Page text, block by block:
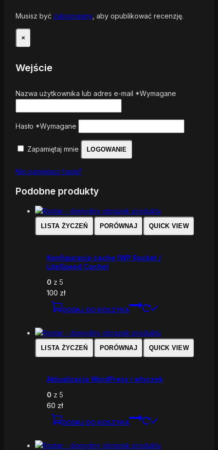
Musisz być zalogowany, aby opublikować recenzję.
×
Wejście
Nazwa użytkownika lub adres e-mail *Wymagane
Hasło *Wymagane
Zapamiętaj mnie LOGOWANIE
Nie pamiętasz hasła?
Podobne produkty
LISTA ŻYCZEŃ PORÓWNAJ QUICK VIEW
Konfiguracja cache (WP Rocket /
LiteSpeed Cache)
0 z 5
100 zł
DODAJ DO KOSZYKA
LISTA ŻYCZEŃ PORÓWNAJ QUICK VIEW
Aktualizacja WordPress i wtyczek
0 z 5
60 zł
DODAJ DO KOSZYKA